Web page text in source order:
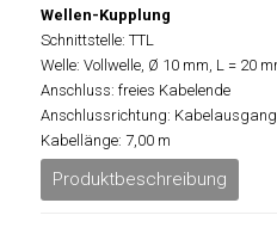
Wellen-Kupplung
Schnittstelle: TTL
Welle: Vollwelle, Ø 10 mm, L = 20
Anschluss: freies Kabelende
Anschlussrichtung:
Kabellänge: 7,00 m
Produktbeschreibung